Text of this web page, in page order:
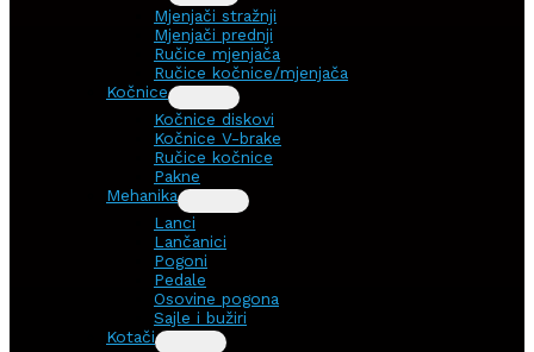
Mjenjači stražnji
Mjenjači prednji
Ručice mjenjača
Ručice kočnice/mjenjača
Kočnice
Kočnice diskovi
Kočnice V-brake
Ručice kočnice
Pakne
Mehanika
Lanci
Lančanici
Pogoni
Pedale
Osovine pogona
Sajle i bužiri
Kotači